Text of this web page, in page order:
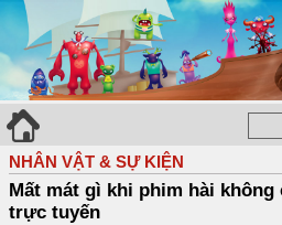
NHÂN VẬT & SỰ KIỆN
Mất mát gì khi phim hài không
trực tuyến